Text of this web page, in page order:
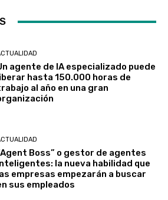
agente de IA especializado puede
hasta 150.000 horas de
al año en una gran
Boss” o gestor de agentes
la nueva habilidad que
empresas empezarán a buscar
sus empleados